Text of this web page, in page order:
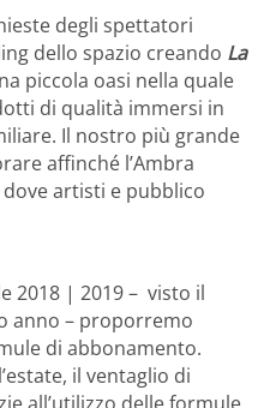
degli spettatori
dello spazio creando La
piccola oasi nella quale
di qualità immersi in
Il nostro più grande
affinché l’Ambra
artisti e pubblico
2018 | 2019 – visto il
anno – proporremo
di abbonamento.
il ventaglio di